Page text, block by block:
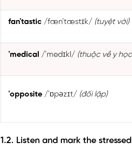
fan'tastic /fæn'tæstɪk/ (tuyệt vời)
'medical /'medɪkl/ (thuộc về y
'opposite /'ɒpəzɪt/ (đối lập)
1.2. Listen and mark the